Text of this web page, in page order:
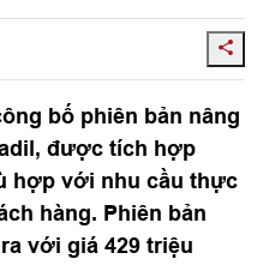
bố phiên bản nâng
được tích hợp
hợp với nhu cầu thực
hàng. Phiên bản
với giá 429 triệu